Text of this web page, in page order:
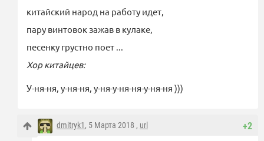
китайский народ на работу идет,
пару винтовок зажав в кулаке,
песенку грустно поет ...
Хор китайцев:
У-ня-ня, у-ня-ня, у-ня-у-ня-ня-у-ня-ня )))
+2
dmitryk1, 5 Марта 2018 , url